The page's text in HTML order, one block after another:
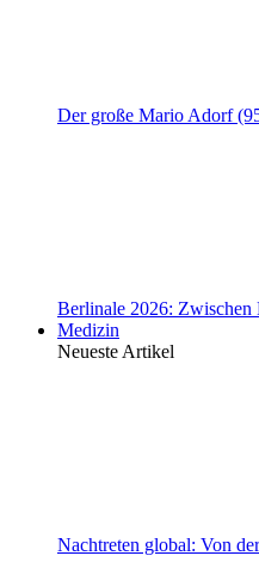
Der große Mario Adorf
Berlinale 2026:
Medizin
Neueste Artikel
Nachtreten global: Von